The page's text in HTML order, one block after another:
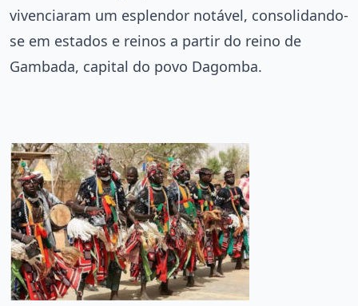
vivenciaram um esplendor notável, consolidando-
se em estados e reinos a partir do reino de
Gambada, capital do povo Dagomba.